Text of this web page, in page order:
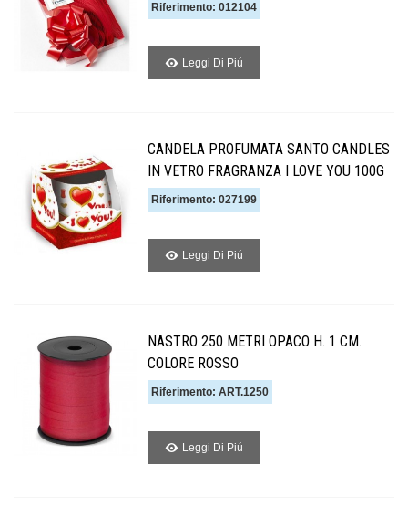
Riferimento: 012104
Leggi Di Piú
CANDELA PROFUMATA SANTO CANDLES
IN VETRO FRAGRANZA I LOVE YOU 100G
Riferimento: 027199
Leggi Di Piú
NASTRO 250 METRI OPACO H. 1 CM.
COLORE ROSSO
Riferimento: ART.1250
Leggi Di Piú